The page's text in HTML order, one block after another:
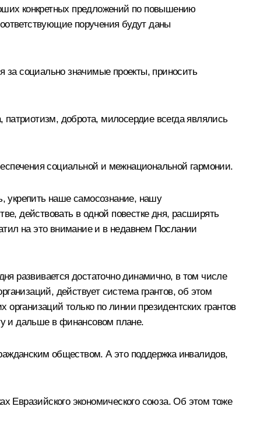
конкретных предложений по повышению
поручения будут даны
за социально значимые проекты, приносить
патриотизм, доброта, милосердие всегда являлись
социальной и межнациональной гармонии.
укрепить наше самосознание, нашу
действовать в одной повестке дня, расширять
на это внимание и в недавнем Послании
развивается достаточно динамично, в том числе
действует система грантов, об этом
только по линии президентских грантов
и дальше в финансовом плане.
обществом. А это поддержка инвалидов,
Евразийского экономического союза. Об этом тоже